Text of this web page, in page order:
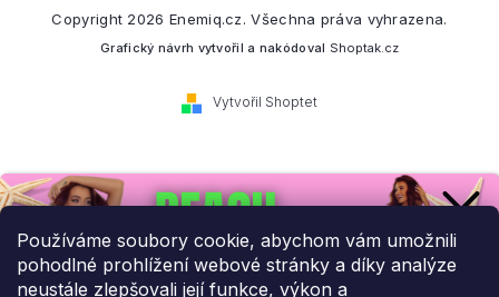
Používáme soubory cookie, abychom vám umožnili
pohodlné prohlížení webové stránky a díky analýze
neustále zlepšovali její funkce, výkon a
Vytvořil Shoptet
Copyright 2026 Enemiq.cz. Všechna práva vyhrazena.
Grafický návrh vytvořil a nakódoval Shoptak.cz
Přihlaste se k našemu
newsletteru.
Budeme vám posílat informace o našich novinkách a slevových
akcích.